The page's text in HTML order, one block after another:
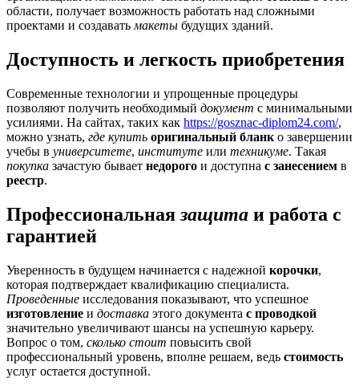
области, получает возможность работать над сложными
проектами и создавать макеты будущих зданий.
Доступность и легкость приобретения
Современные технологии и упрощенные процедуры
позволяют получить необходимый документ с минимальными
усилиями. На сайтах, таких как https://gosznac-diplom24.com/,
можно узнать, где купить оригинальный бланк о завершении
учебы в университете, институте или техникуме. Такая
покупка зачастую бывает недорого и доступна с занесением в
реестр.
Профессиональнаязащита и работа с
гарантией
Уверенность в будущем начинается с надежной корочки,
которая подтверждает квалификацию специалиста.
Проведенные исследования показывают, что успешное
изготовление и доставка этого документа с проводкой
значительно увеличивают шансы на успешную карьеру.
Вопрос о том, сколько стоит повысить свой
профессиональный уровень, вполне решаем, ведь стоимость
услуг остается доступной.